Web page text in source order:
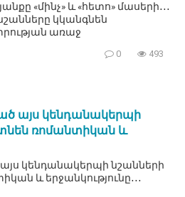
«մինչ» և «հետո» մասերի․․․
կկանգնեն
առաջ
0 493
այս կենդանակերպի
ռոմանտիկան և
կենդանակերպի նշանների
և երջանկությունը․․․